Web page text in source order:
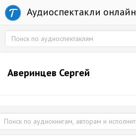
Аудиоспектакли онлайн
Аверинцев Сергей